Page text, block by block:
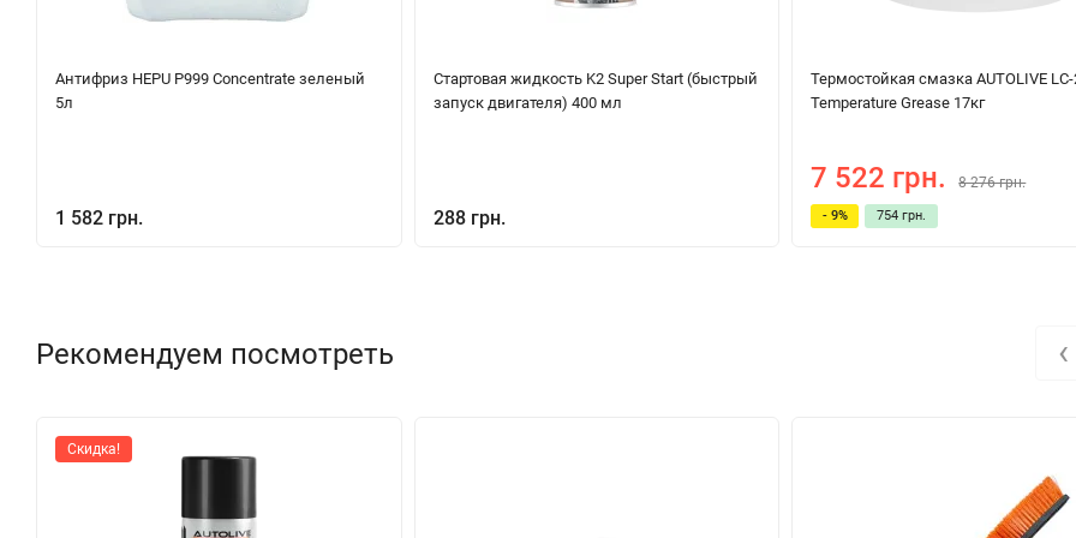
Антифриз HEPU P999 Concentrate зеленый
5л
1 582 грн.
Стартовая жидкость K2 Super Start (быстрый
запуск двигателя) 400 мл
288 грн.
Термостойкая смазка AUTOLIVE
Temperature Grease 17кг
7 522 грн. 8 276 грн.
- 9% 754 грн.
Рекомендуем посмотреть
Скидка!
‹